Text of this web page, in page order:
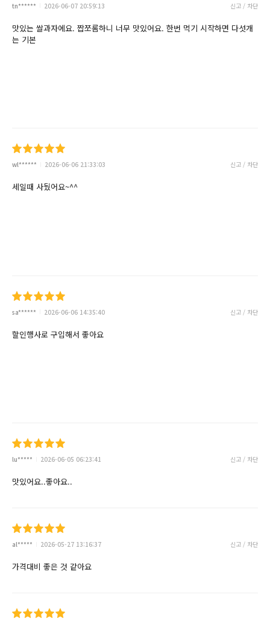
tn****** 2026-06-07 20:59:13 신고 / 차단
맛있는 쌀과자에요. 짭쪼롬하니 너무 맛있어요. 한번 먹기 시작하면 다섯개
는 기본
wl****** 2026-06-06 21:33:03 신고 / 차단
세일때 사뒀어요~^^
sa****** 2026-06-06 14:35:40 신고 / 차단
할인행사로 구입해서 좋아요
lu***** 2026-06-05 06:23:41 신고 / 차단
맛있어요..좋아요..
al***** 2026-05-27 13:16:37 신고 / 차단
가격대비 좋은 것 같아요